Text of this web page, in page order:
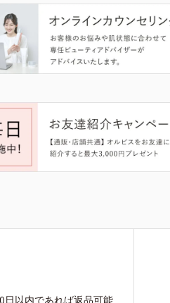
日以内であれば返品可能